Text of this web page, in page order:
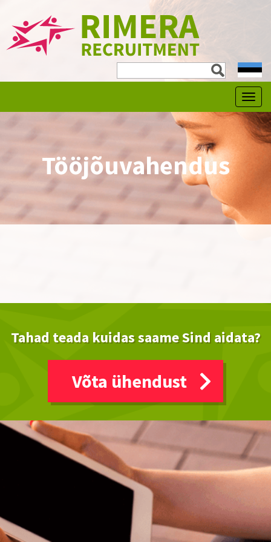
child
menu
Tööjõuvahendus
Tahad teada kuidas saame Sind aidata?
Võta ühendust